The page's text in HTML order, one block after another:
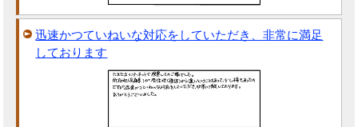
迅速かつていねいな対応をしていただき、非常に満足
しております